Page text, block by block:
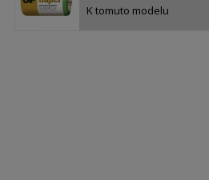
K tomuto modelu